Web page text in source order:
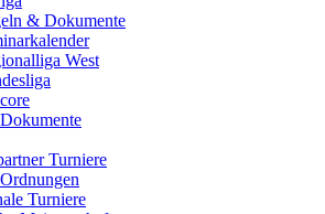
& Dokumente
West
Turniere
Turniere